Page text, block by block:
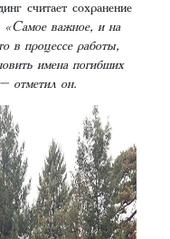
считает сохранение
«Самое важное, и на
в процессе работы,
имена погибших
отметил он.